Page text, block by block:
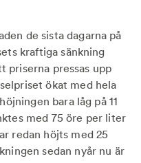
de sista dagarna på
kraftiga sänkning
priserna pressas upp
ökat med hela
bara låg på 11
med 75 öre per liter
redan höjts med 25
sedan nyår nu är